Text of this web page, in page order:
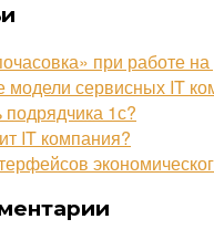
при работе на
сервисных IT
1с?
IT компания?